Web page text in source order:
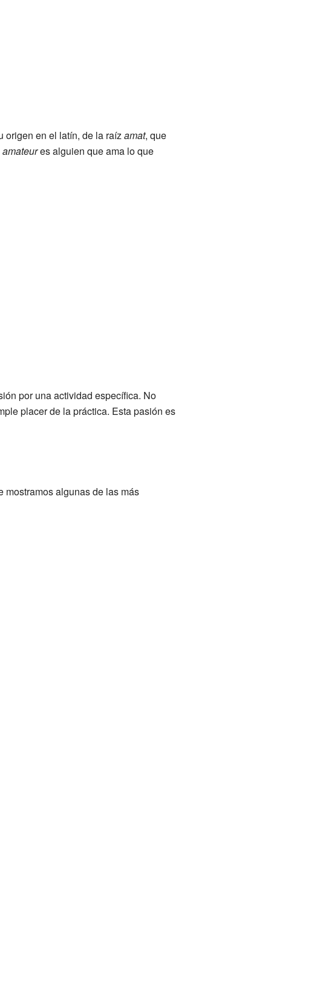
origen en el latín, de la raízamat, que
amateures alguien que ama lo que
por una actividad específica. No
placer de la práctica. Esta pasión es
mostramos algunas de las más